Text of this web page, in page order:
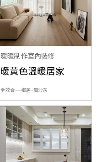
暖暖制作室內裝修
暖黃色溫暖居家
全效合一-鄉居+風沙灰